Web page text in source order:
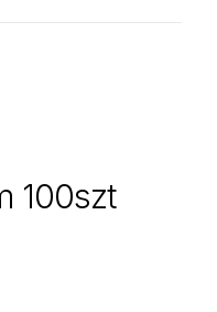
100szt